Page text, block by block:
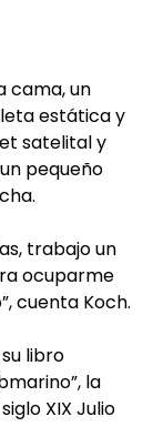
cama, un
estática y
satelital y
pequeño
trabajo un
ocuparme
cuenta Koch.
libro
la
XIX Julio